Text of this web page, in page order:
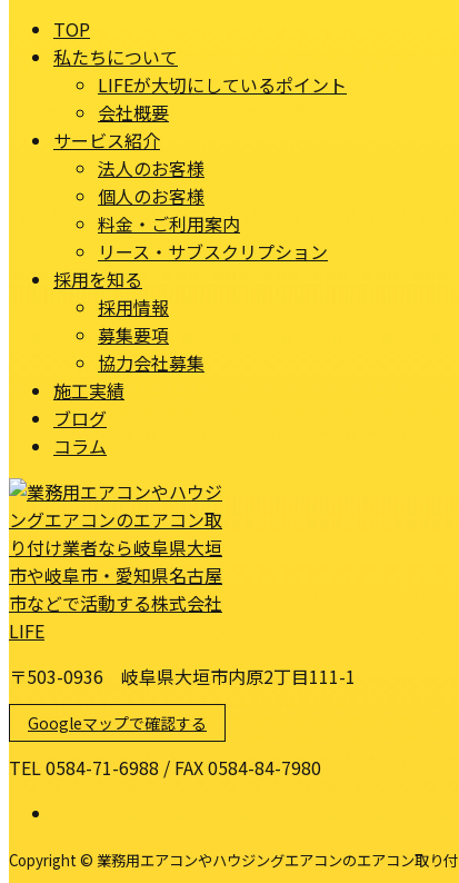
TOP
私たちについて
LIFEが大切にしているポイント
会社概要
サービス紹介
法人のお客様
個人のお客様
料金・ご利用案内
リース・サブスクリプション
採用を知る
採用情報
募集要項
協力会社募集
施工実績
ブログ
コラム
〒503-0936 岐阜県大垣市内原2丁目111-1
Googleマップで確認する
TEL 0584-71-6988 / FAX 0584-84-7980
Copyright © 業務用エアコンやハウジングエアコンのエアコン取り